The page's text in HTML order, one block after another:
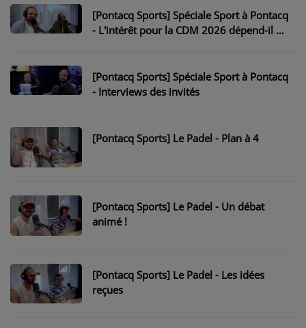
VOTRE PUBLICITÉ SUR PONTACQ RADIO
ÉDUCATION AUX MÉDIAS ET À
ÉCOUTEZ LES PRODUCTIONS
JEUX CONCOURS
RECRUTEMENT
VENEZ DANS LE PUBLIC !
CRÉATIONS AUDIOVISUELLES
[Pontacq Sports] Spéciale Sport à Pontacq
- L'intérêt pour la CDM 2026 dépend-il de
[Pontacq Sports] Spéciale Sport à Pontacq
- Interviews des invités
[Pontacq Sports] Le Padel - Plan à 4
[Pontacq Sports] Le Padel - Un débat
animé !
[Pontacq Sports] Le Padel - Les idées
reçues